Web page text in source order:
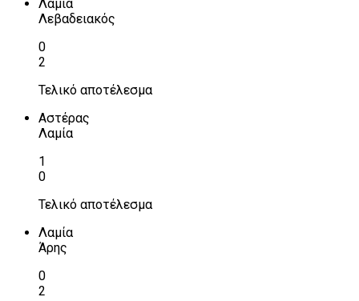
Λαμία
Λεβαδειακός
0
2
Τελικό αποτέλεσμα
Αστέρας
Λαμία
1
0
Τελικό αποτέλεσμα
Λαμία
Άρης
0
2